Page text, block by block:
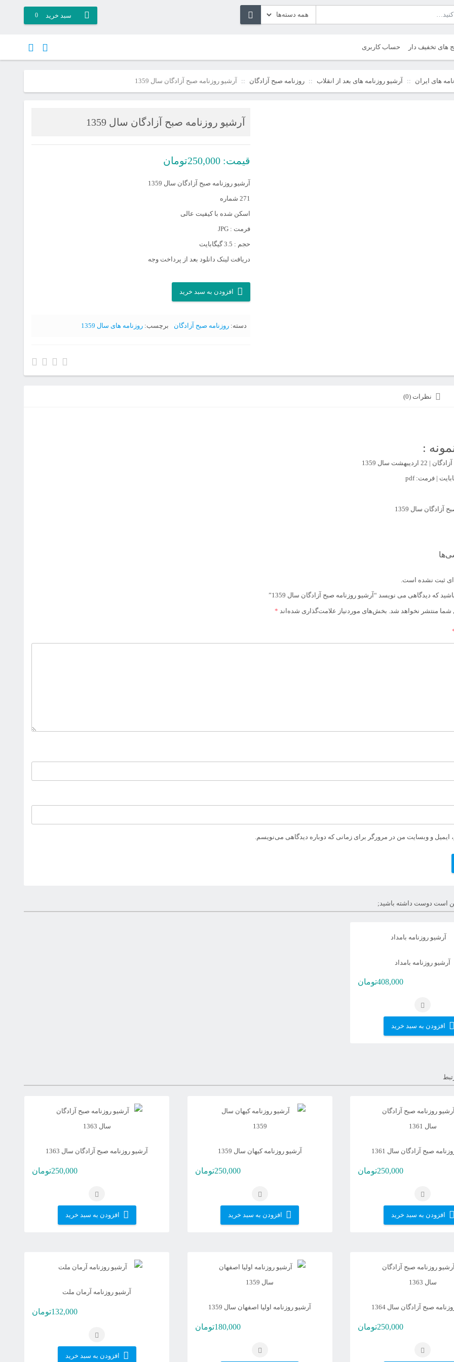
سبد خرید 0
های تخفیف دار حساب کاربری
های ایران آرشیو روزنامه های بعد از انقلاب روزنامه صبح آزادگان آرشیو روزنامه صبح آزادگان سال 1359
آرشیو روزنامه صبح آزادگان سال 1359
قیمت: 250,000تومان
آرشیو روزنامه صبح آزادگان سال 1359
271 شماره
اسکن شده با کیفیت عالی
فرمت : JPG
حجم : 3.5 گیگابایت
دریافت لینک دانلود بعد از پرداخت وجه
آرشیو
روزنامه
افزودن به سبد خرید
دسته: روزنامه صبح آزادگان برچسب: روزنامه های سال 1359
نظرات (0)
:
سال 1359
ثبت نشده است.
که دیدگاهی می نویسد “آرشیو روزنامه صبح آزادگان سال 1359”
شما منتشر نخواهد شد. بخش‌های موردنیاز علامت‌گذاری شده‌اند *
ایمیل و وبسایت من در مرورگر برای زمانی که دوباره دیدگاهی می‌نویسم.
است دوست داشته باشید;
آرشیو روزنامه بامداد
408,000تومان
افزودن به سبد خرید
صبح آزادگان سال 1361
250,000تومان
افزودن به سبد خرید
آرشیو روزنامه کیهان سال 1359
250,000تومان
افزودن به سبد خرید
آرشیو روزنامه صبح آزادگان سال 1363
250,000تومان
افزودن به سبد خرید
صبح آزادگان سال 1364
250,000تومان
آرشیو روزنامه اولیا اصفهان سال 1359
180,000تومان
آرشیو روزنامه آرمان ملت
132,000تومان
افزودن به سبد خرید